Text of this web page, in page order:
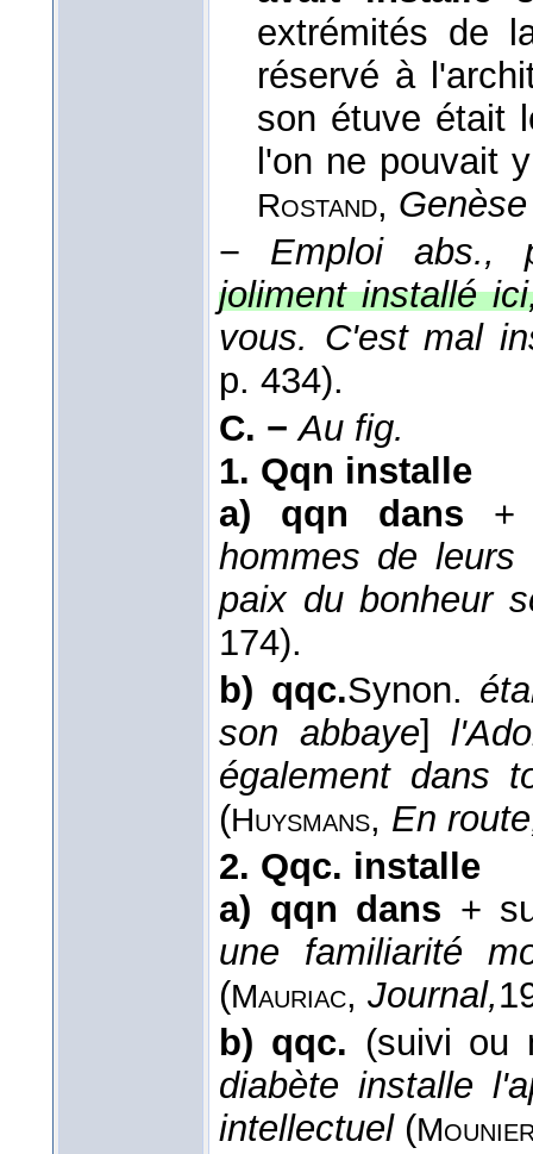
extrémités de
réservé à
son étuve était
l'on ne pouvait
Rostand,
− Emploi abs.,
joliment installé
vous. C'est mal
p. 434).
C. − Au fig.
1. Qqn installe
a)
qqn dans +
hommes de
paix du bonheur
174).
b) qqc.Synon.
son abbaye]
également dans
(Huysmans, En
2. Qqc. installe
a) qqn dans +
une familiarité
(Mauriac, Journal,
b) qqc. (suivi ou
diabète installe
intellectuel (